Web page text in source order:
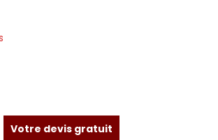
Votre devis gratuit